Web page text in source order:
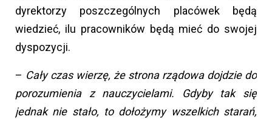
dyrektorzy poszczególnych placówek będą
wiedzieć, ilu pracowników będą mieć do swojej
dyspozycji.
– Cały czas wierzę, że strona rządowa dojdzie do
porozumienia z nauczycielami. Gdyby tak się
jednak nie stało, to dołożymy wszelkich starań,